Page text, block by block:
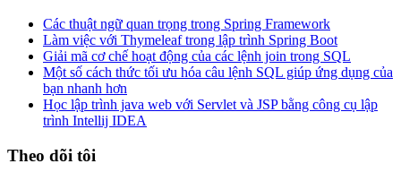
Các thuật ngữ quan trọng trong Spring Framework
Làm việc với Thymeleaf trong lập trình Spring Boot
Giải mã cơ chế hoạt động của các lệnh join trong SQL
Một số cách thức tối ưu hóa câu lệnh SQL giúp ứng dụng của
bạn nhanh hơn
Học lập trình java web với Servlet và JSP bằng công cụ lập
trình Intellij IDEA
Theo dõi tôi